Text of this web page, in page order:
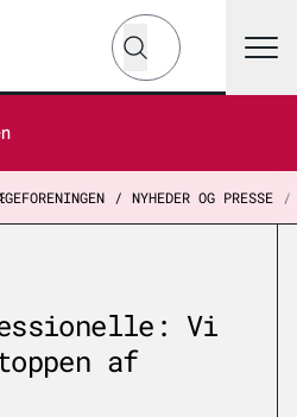
Hvad leder du efter?
Søg
NYHEDER OG PRESSE
Vi
af